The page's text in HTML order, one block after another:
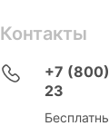
Контакты
+7
23